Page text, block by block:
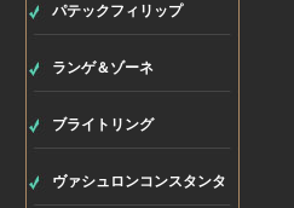
パテックフィリップ
ランゲ＆ゾーネ
ブライトリング
ヴァシュロンコンスタンタ